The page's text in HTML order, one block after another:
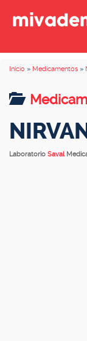
Inicio » Medicamentos »
Laboratorio Saval